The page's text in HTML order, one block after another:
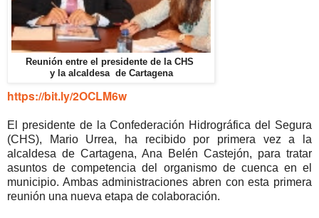
Reunión entre el presidente de la CHS
y la alcaldesa de Cartagena
https://bit.ly/2OCLM6w
El presidente de la Confederación Hidrográfica del Segura
(CHS), Mario Urrea, ha recibido por primera vez a la
alcaldesa de Cartagena, Ana Belén Castejón, para tratar
asuntos de competencia del organismo de cuenca en el
municipio. Ambas administraciones abren con esta primera
reunión una nueva etapa de colaboración.